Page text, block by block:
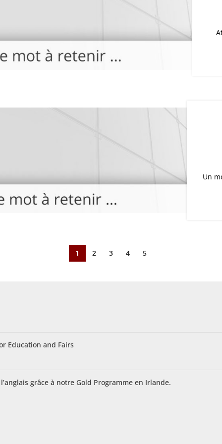
Un
1 2 3 4 5
Education and Fairs
grâce à notre Gold Programme en Irlande.